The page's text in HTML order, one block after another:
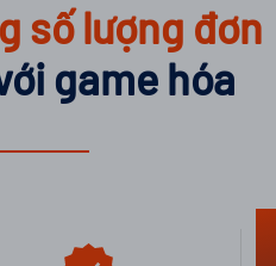
số lượng đơn
game hóa